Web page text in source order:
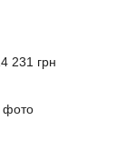
231 грн